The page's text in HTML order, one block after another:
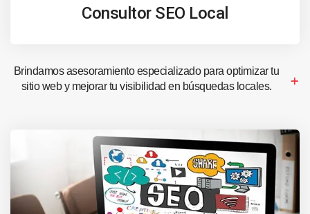
Consultor SEO Local
Brindamos asesoramiento especializado para optimizar tu
sitio web y mejorar tu visibilidad en búsquedas locales.